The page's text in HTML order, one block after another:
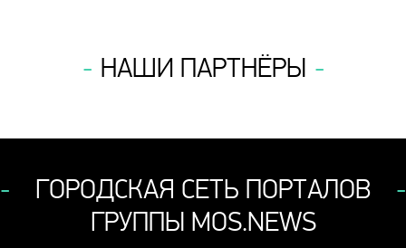
НАШИ ПАРТНЁРЫ
ГОРОДСКАЯ СЕТЬ ПОРТАЛОВ
ГРУППЫ MOS.NEWS